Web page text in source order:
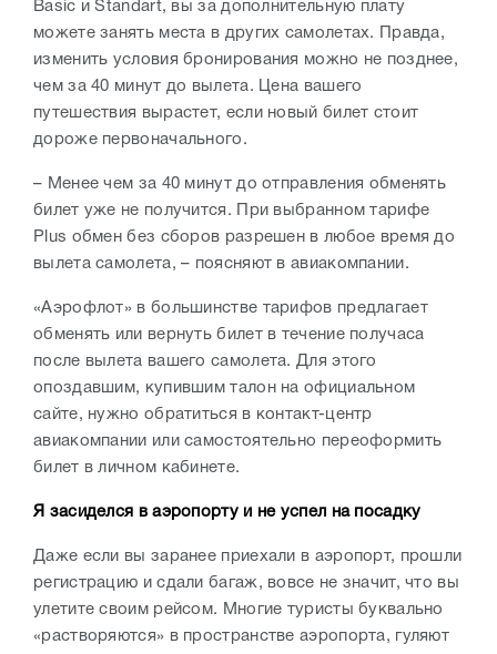
Basic и Standart, вы за дополнительную плату
можете занять места в других самолетах. Правда,
изменить условия бронирования можно не позднее,
чем за 40 минут до вылета. Цена вашего
путешествия вырастет, если новый билет стоит
дороже первоначального.
– Менее чем за 40 минут до отправления обменять
билет уже не получится. При выбранном тарифе
Plus обмен без сборов разрешен в любое время до
вылета самолета, – поясняют в авиакомпании.
«Аэрофлот» в большинстве тарифов предлагает
обменять или вернуть билет в течение получаса
после вылета вашего самолета. Для этого
опоздавшим, купившим талон на официальном
сайте, нужно обратиться в контакт-центр
авиакомпании или самостоятельно переоформить
билет в личном кабинете.
Я засиделся в аэропорту и не успел на посадку
Даже если вы заранее приехали в аэропорт, прошли
регистрацию и сдали багаж, вовсе не значит, что вы
улетите своим рейсом. Многие туристы буквально
«растворяются» в пространстве аэропорта, гуляют